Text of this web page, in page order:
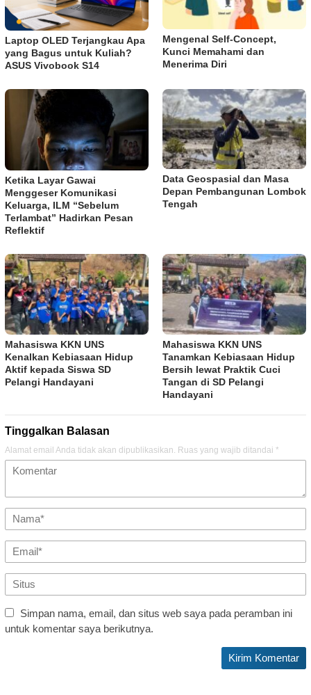
Laptop OLED Terjangkau Apa
yang Bagus untuk Kuliah?
ASUS Vivobook S14
Mengenal Self-Concept,
Kunci Memahami dan
Menerima Diri
Ketika Layar Gawai
Menggeser Komunikasi
Keluarga, ILM “Sebelum
Terlambat” Hadirkan Pesan
Reflektif
Data Geospasial dan Masa
Depan Pembangunan Lombok
Tengah
Mahasiswa KKN UNS
Kenalkan Kebiasaan Hidup
Aktif kepada Siswa SD
Pelangi Handayani
Mahasiswa KKN UNS
Tanamkan Kebiasaan Hidup
Bersih lewat Praktik Cuci
Tangan di SD Pelangi
Handayani
Tinggalkan Balasan
Alamat email Anda tidak akan dipublikasikan. Ruas yang wajib ditandai *
Simpan nama, email, dan situs web saya pada peramban ini
untuk komentar saya berikutnya.